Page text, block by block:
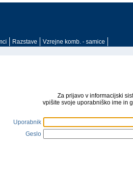
Razstave Vzrejne komb. - samice
Za prijavo v informacijski
vpišite svoje uporabniško ime in
Uporabnik
Geslo